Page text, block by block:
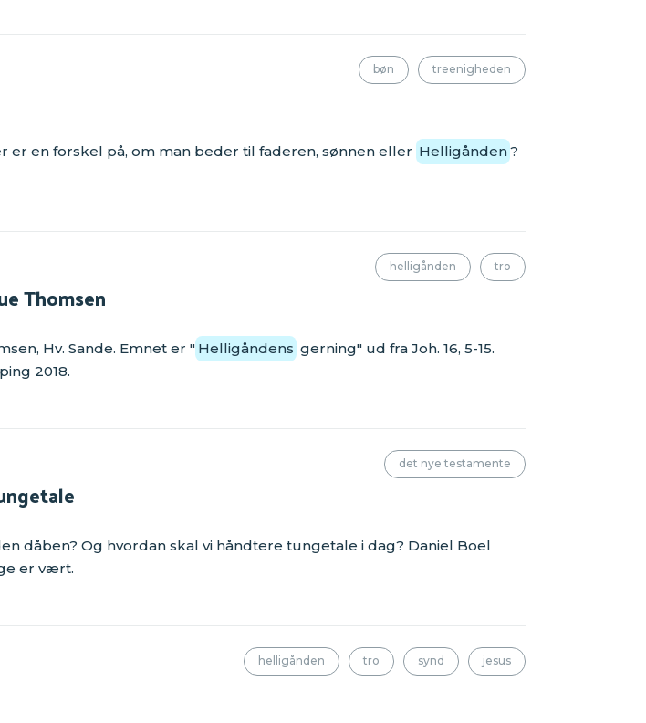
bøn treenigheden
er en forskel på, om man beder til faderen, sønnen eller Helligånden?
helligånden tro
Thomsen
Hv. Sande. Emnet er " Helligåndens gerning" ud fra Joh. 16, 5-15.
2018.
det nye testamente
dåben? Og hvordan skal vi håndtere tungetale i dag? Daniel Boel
er vært.
helligånden tro synd jesus